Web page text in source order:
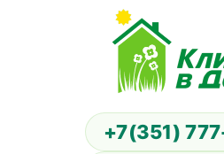
+7(351)